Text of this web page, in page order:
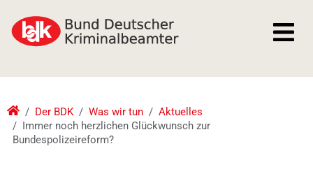
Der BDK Was wir tun
Aktuelles
Immer noch herzlichen Glückwunsch zur
Bundespolizeireform?